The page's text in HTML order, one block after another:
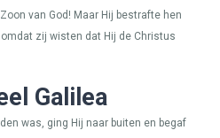
van God! Maar Hij bestrafte hen
zij wisten dat Hij de Christus
Galilea
was, ging Hij naar buiten en begaf